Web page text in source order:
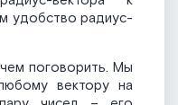
удобство радиус-
поговорить. Мы
вектору на